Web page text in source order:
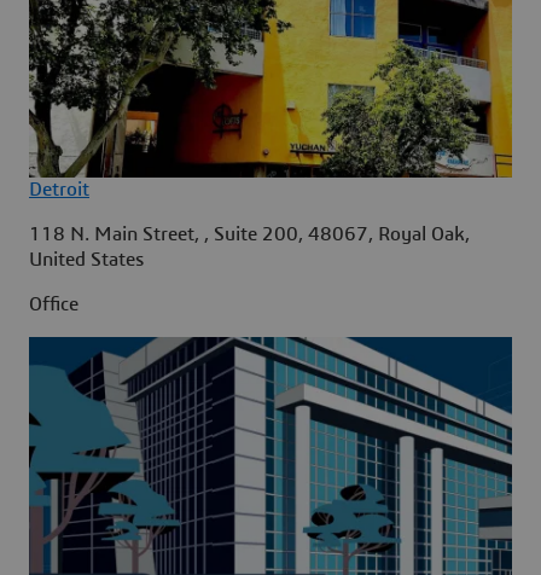
Detroit
118 N. Main Street, , Suite 200, 48067, Royal Oak,
United States
Office